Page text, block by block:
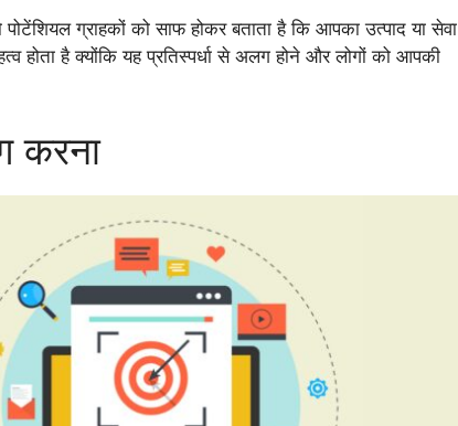
ग्राहकों को साफ होकर बताता है कि आपका उत्पाद या सेवा
है क्योंकि यह प्रतिस्पर्धा से अलग होने और लोगों को आपकी
करना